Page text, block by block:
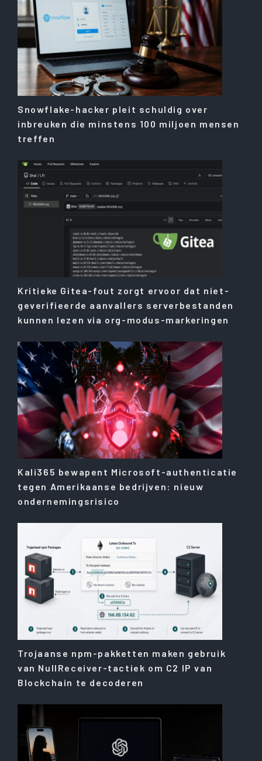
Snowflake-hacker pleit schuldig over
inbreuken die minstens 100 miljoen mensen
treffen
Kritieke Gitea-fout zorgt ervoor dat niet-
geverifieerde aanvallers serverbestanden
kunnen lezen via org-modus-markeringen
Kali365 bewapent Microsoft-authenticatie
tegen Amerikaanse bedrijven: nieuw
ondernemingsrisico
Trojaanse npm-pakketten maken gebruik
van NullReceiver-tactiek om C2 IP van
Blockchain te decoderen